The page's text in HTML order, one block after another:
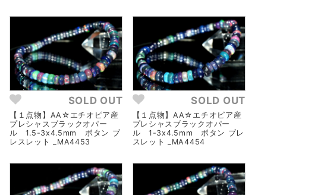
SOLD OUT
【１点物】AA☆エチオピア産
プレシャスブラックオパー
ル 1.5-3x4.5mm ボタン ブ
レスレット _MA4453
SOLD OUT
【１点物】AA☆エチオピア産
プレシャスブラックオパー
ル 1-3x4.5mm ボタン ブレ
スレット _MA4454